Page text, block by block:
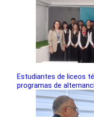
Estudiantes de liceos
programas de